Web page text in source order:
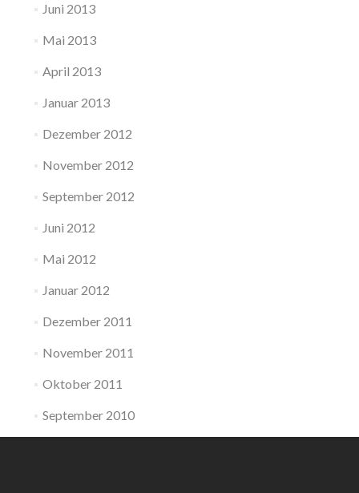
Juni 2013
Mai 2013
April 2013
Januar 2013
Dezember 2012
November 2012
September 2012
Juni 2012
Mai 2012
Januar 2012
Dezember 2011
November 2011
Oktober 2011
September 2010